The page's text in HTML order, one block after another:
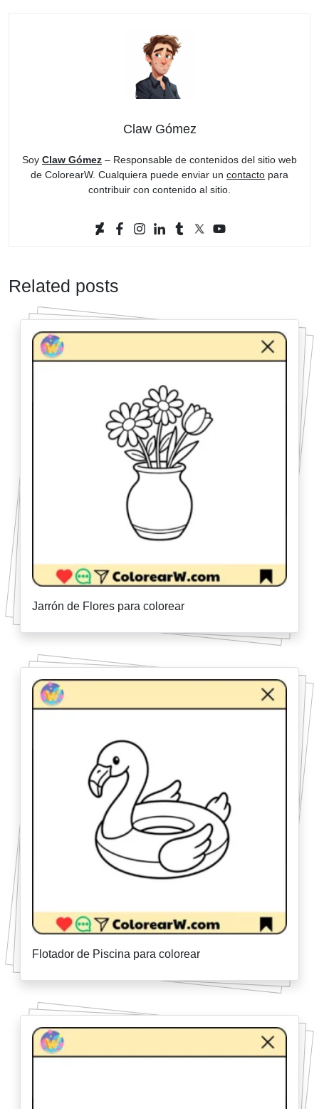
Claw Gómez
Soy Claw Gómez – Responsable de contenidos del sitio web
de ColorearW. Cualquiera puede enviar un contacto para
contribuir con contenido al sitio.
Related posts
Jarrón de Flores para colorear
Flotador de Piscina para colorear